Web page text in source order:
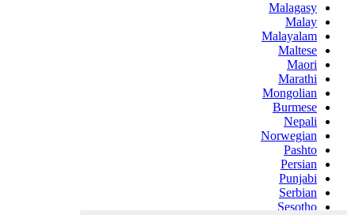
Malagasy
Malay
Malayalam
Maltese
Maori
Marathi
Mongolian
Burmese
Nepali
Norwegian
Pashto
Persian
Punjabi
Serbian
Sesotho